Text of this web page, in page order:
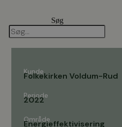
indhold
Søg
Kunde
Folkekirken Voldum-Rud
Periode
2022
Område
Energieffektivisering